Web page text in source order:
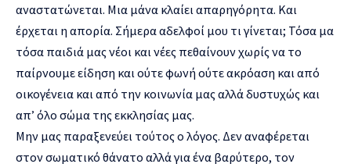
αναστατώνεται. Μια μάνα κλαίει απαρηγόρητα. Και
έρχεται η απορία. Σήμερα αδελφοί μου τι γίνεται; Τόσα μα
τόσα παιδιά μας νέοι και νέες πεθαίνουν χωρίς να το
παίρνουμε είδηση και ούτε φωνή ούτε ακρόαση και από
οικογένεια και από την κοινωνία μας αλλά δυστυχώς και
απ’ όλο σώμα της εκκλησίας μας.
Μην μας παραξενεύει τούτος ο λόγος. Δεν αναφέρεται
στον σωματικό θάνατο αλλά για ένα βαρύτερο, τον